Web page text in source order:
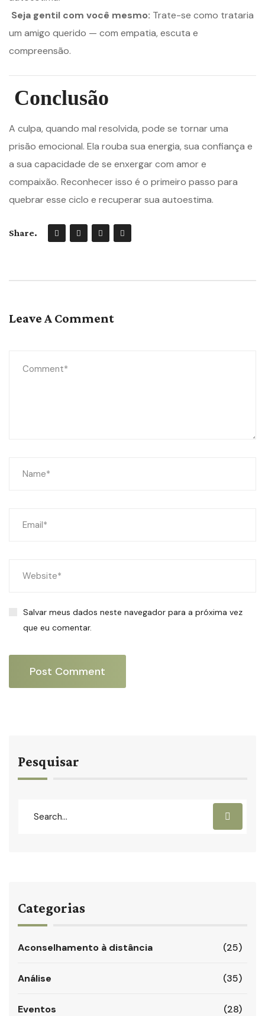
Seja gentil com você mesmo: Trate-se como trataria
um amigo querido — com empatia, escuta e
compreensão.
Conclusão
A culpa, quando mal resolvida, pode se tornar uma
prisão emocional. Ela rouba sua energia, sua confiança e
a sua capacidade de se enxergar com amor e
compaixão. Reconhecer isso é o primeiro passo para
quebrar esse ciclo e recuperar sua autoestima.
Share.
Leave A Comment
Salvar meus dados neste navegador para a próxima vez
que eu comentar.
Pesquisar
Categorias
Aconselhamento à distância (25)
Análise (35)
Eventos (28)